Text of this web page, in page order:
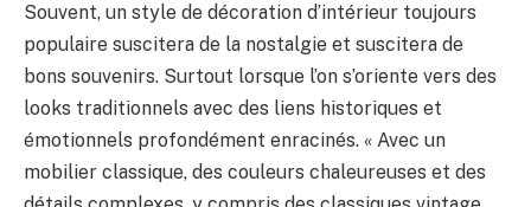
Souvent, un style de décoration d’intérieur toujours
populaire suscitera de la nostalgie et suscitera de
bons souvenirs. Surtout lorsque l’on s’oriente vers des
looks traditionnels avec des liens historiques et
émotionnels profondément enracinés. « Avec un
mobilier classique, des couleurs chaleureuses et des